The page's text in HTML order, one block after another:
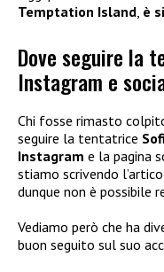
Temptation Island, è
Dove seguire la
Instagram e
Chi fosse rimasto
seguire la tentatrice
Instagram e la pagina
stiamo scrivendo
dunque non è possibile
Vediamo però che ha
buon seguito sul suo